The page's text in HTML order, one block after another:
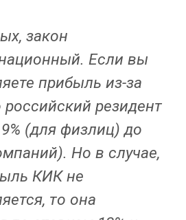
закон
Если вы
прибыль из-за
российский резидент
(для физлиц) до
Но в случае,
КИК не
то она